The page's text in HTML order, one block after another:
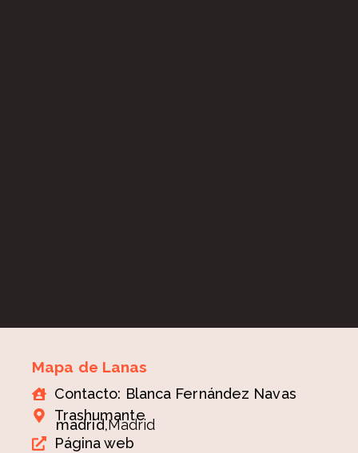
Mapa de Lanas
Contacto: Blanca Fernández Navas
Trashumante
madrid,Madrid
Página web